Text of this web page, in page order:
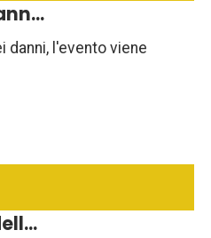
danni, l'evento viene